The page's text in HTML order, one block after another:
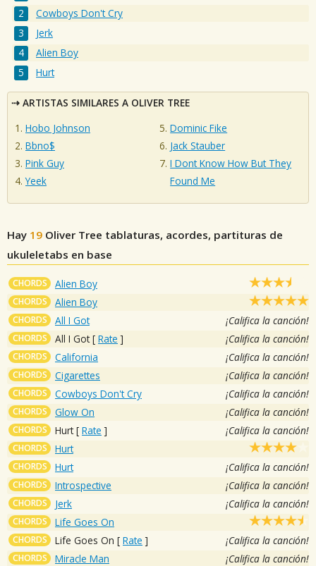
Cowboys Don't Cry
Jerk
Alien Boy
Hurt
ARTISTAS SIMILARES A OLIVER TREE
Hobo Johnson
Bbno$
Pink Guy
Yeek
Dominic Fike
Jack Stauber
I Dont Know How But They
Found Me
Hay 19 Oliver Tree tablaturas, acordes, partituras de
ukuleletabs en base
CHORDS Alien Boy
CHORDS Alien Boy
CHORDS All I Got ¡Califica la canción!
CHORDS All I Got[ Rate ] ¡Califica la canción!
CHORDS California ¡Califica la canción!
CHORDS Cigarettes ¡Califica la canción!
CHORDS Cowboys Don't Cry ¡Califica la canción!
CHORDS Glow On ¡Califica la canción!
CHORDS Hurt[ Rate ] ¡Califica la canción!
CHORDS Hurt
CHORDS Hurt ¡Califica la canción!
CHORDS Introspective ¡Califica la canción!
CHORDS Jerk ¡Califica la canción!
CHORDS Life Goes On
CHORDS Life Goes On [ Rate ] ¡Califica la canción!
CHORDS Miracle Man ¡Califica la canción!